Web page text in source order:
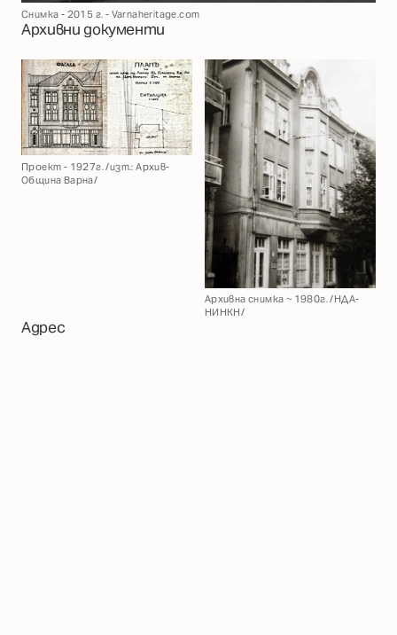
Снимка - 2015 г. - Varnaheritage.com
Архивни документи
Проект - 1927г. /изт.: Архив-
Община Варна/
Архивна снимка ~ 1980г. /НДА-
НИНКН/
Адрес